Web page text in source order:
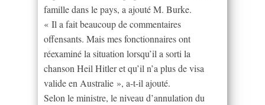
famille dans le pays, a ajouté M. Burke.
« Il a fait beaucoup de commentaires
offensants. Mais mes fonctionnaires ont
réexaminé la situation lorsqu’il a sorti la
chanson Heil Hitler et qu’il n’a plus de visa
valide en Australie », a-t-il ajouté.
Selon le ministre, le niveau d’annulation du